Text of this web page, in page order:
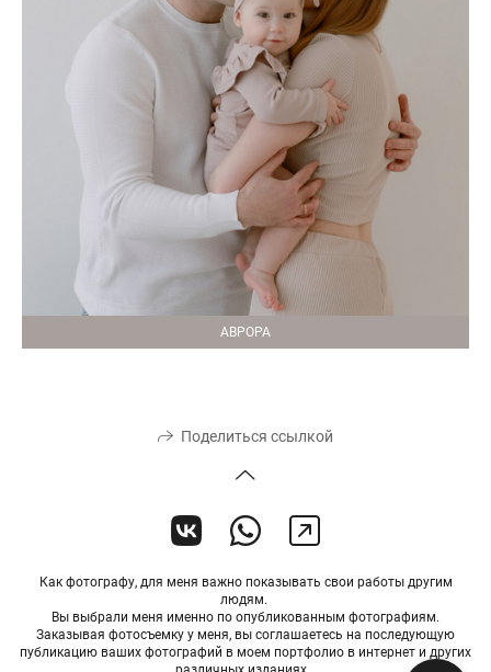
АВРОРА
Поделиться ссылкой
Как фотографу, для меня важно показывать свои работы другим
людям.
Вы выбрали меня именно по опубликованным фотографиям.
Заказывая фотосъемку у меня, вы соглашаетесь на последующую
публикацию ваших фотографий в моем портфолио в интернет и других